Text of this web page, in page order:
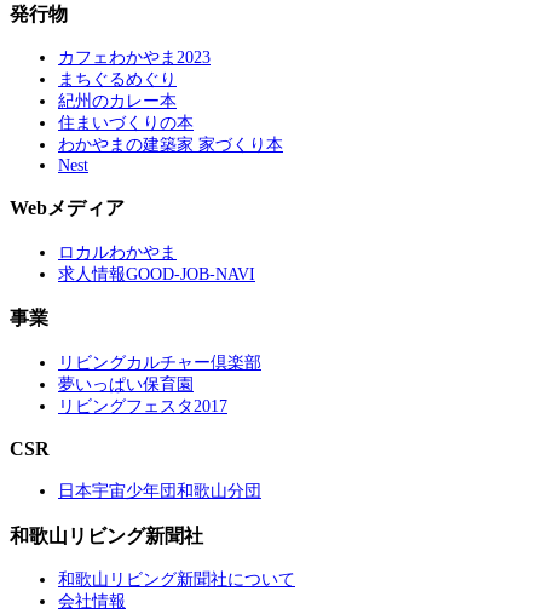
発行物
カフェわかやま2023
まちぐるめぐり
紀州のカレー本
住まいづくりの本
わかやまの建築家 家づくり本
Nest
Webメディア
ロカルわかやま
求人情報GOOD-JOB-NAVI
事業
リビングカルチャー倶楽部
夢いっぱい保育園
リビングフェスタ2017
CSR
日本宇宙少年団和歌山分団
和歌山リビング新聞社
和歌山リビング新聞社について
会社情報